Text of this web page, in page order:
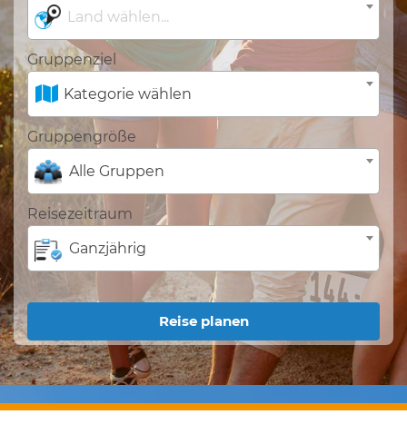
Land wählen...
Gruppenziel
Kategorie wählen
Gruppengröße
Alle Gruppen
Reisezeitraum
Ganzjährig